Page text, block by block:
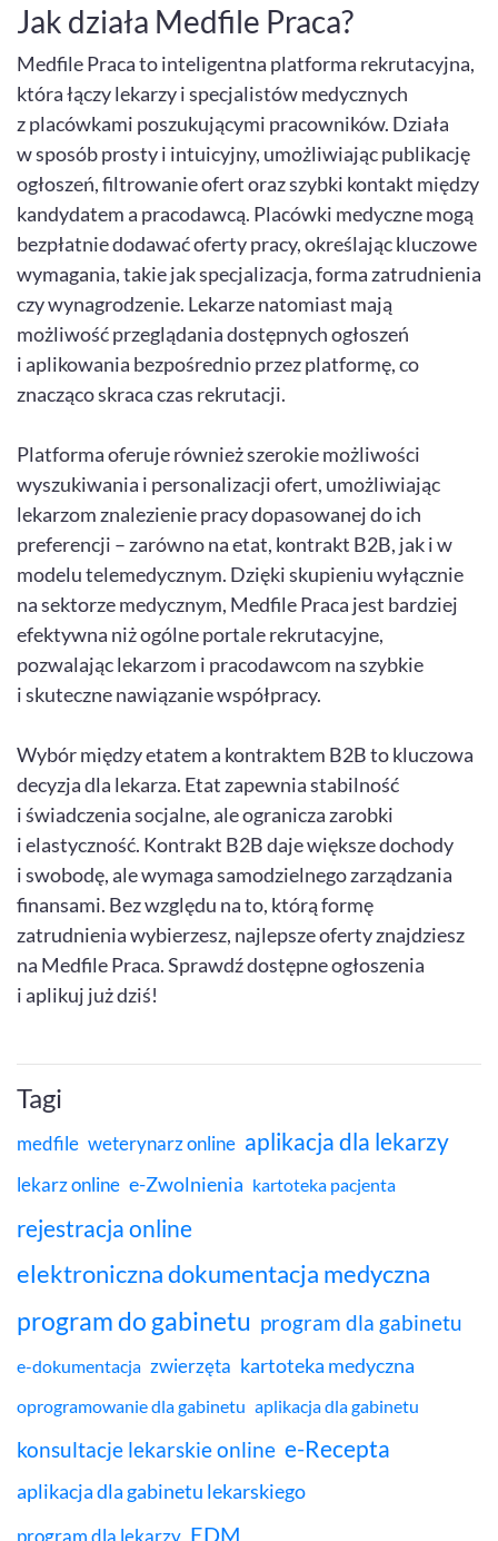
Jak działa Medfile Praca?
Medfile Praca to inteligentna platforma rekrutacyjna,
która łączy lekarzy i specjalistów medycznych
z placówkami poszukującymi pracowników. Działa
w sposób prosty i intuicyjny, umożliwiając publikację
ogłoszeń, filtrowanie ofert oraz szybki kontakt między
kandydatem a pracodawcą. Placówki medyczne mogą
bezpłatnie dodawać oferty pracy, określając kluczowe
wymagania, takie jak specjalizacja, forma zatrudnienia
czy wynagrodzenie. Lekarze natomiast mają
możliwość przeglądania dostępnych ogłoszeń
i aplikowania bezpośrednio przez platformę, co
znacząco skraca czas rekrutacji.
Platforma oferuje również szerokie możliwości
wyszukiwania i personalizacji ofert, umożliwiając
lekarzom znalezienie pracy dopasowanej do ich
preferencji – zarówno na etat, kontrakt B2B, jak i w
modelu telemedycznym. Dzięki skupieniu wyłącznie
na sektorze medycznym, Medfile Praca jest bardziej
efektywna niż ogólne portale rekrutacyjne,
pozwalając lekarzom i pracodawcom na szybkie
i skuteczne nawiązanie współpracy.
Wybór między etatem a kontraktem B2B to kluczowa
decyzja dla lekarza. Etat zapewnia stabilność
i świadczenia socjalne, ale ogranicza zarobki
i elastyczność. Kontrakt B2B daje większe dochody
i swobodę, ale wymaga samodzielnego zarządzania
finansami. Bez względu na to, którą formę
zatrudnienia wybierzesz, najlepsze oferty znajdziesz
na Medfile Praca. Sprawdź dostępne ogłoszenia
i aplikuj już dziś!
Tagi
medfile weterynarz online aplikacja dla lekarzy
lekarz online e-Zwolnienia kartoteka pacjenta
rejestracja online
elektroniczna dokumentacja medyczna
program do gabinetu program dla gabinetu
e-dokumentacja zwierzęta kartoteka medyczna
oprogramowanie dla gabinetu aplikacja dla gabinetu
konsultacje lekarskie online e-Recepta
aplikacja dla gabinetu lekarskiego
program dla lekarzy EDM